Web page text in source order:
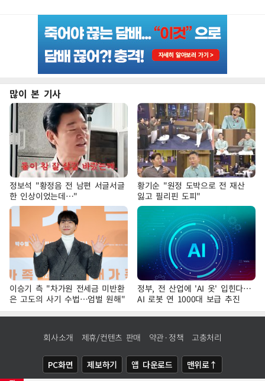
많이 본 기사
정보석 "황정음 전 남편 서글서글
한 인상이었는데…"
황기순 "원정 도박으로 전 재산
잃고 필리핀 도피"
이승기 측 "차가원 전세금 미반환
은 고도의 사기 수법…엄벌 원해"
정부, 전 산업에 'AI 옷' 입힌다…
AI 로봇 연 1000대 보급 추진
회사소개 제휴/컨텐츠 판매 약관·정책 고충처리
PC화면 제보하기 앱 다운로드 맨위로↑